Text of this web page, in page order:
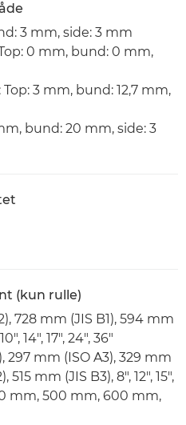
3 mm, side: 3 mm
0 mm, bund: 0 mm,
3 mm, bund: 12,7 mm,
bund: 20 mm, side: 3
(kun rulle)
728 mm (JIS B1), 594 mm
14", 17", 24", 36"
297 mm (ISO A3), 329 mm
mm (JIS B3), 8", 12", 15",
mm, 500 mm, 600 mm,